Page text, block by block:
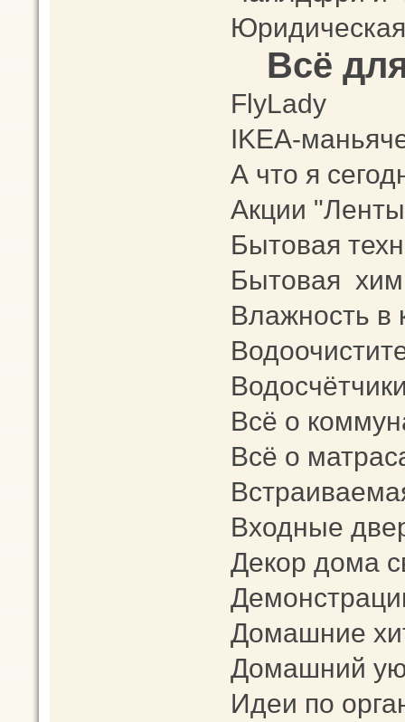
Всё
FlyLady
IKEA-
А что я
Акции
Бытовая
Бытовая
Влажность в
Всё о
Всё о
Входные
Декор дома
Домашние
Домашний
Идеи по